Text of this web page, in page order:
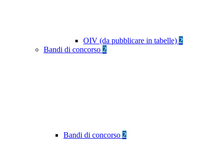
OIV (da pubblicare in tabelle) 2
Bandi di concorso 2
Bandi di concorso 2